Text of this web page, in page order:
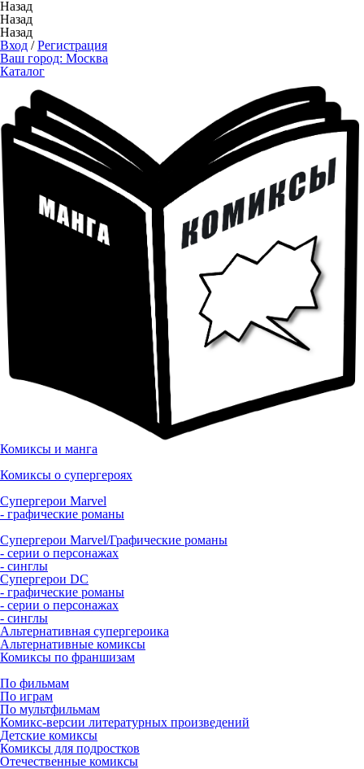
Назад
Назад
Назад
Вход /Регистрация
Ваш город: Москва
Каталог
Комиксы и манга
Комиксы о супергероях
Супергерои Marvel
- графические романы
Супергерои Marvel/Графические романы
- серии о персонажах
- синглы
Супергерои DC
- графические романы
- серии о персонажах
- синглы
Альтернативная супергероика
Альтернативные комиксы
Комиксы по франшизам
По фильмам
По играм
По мультфильмам
Комикс-версии литературных произведений
Детские комиксы
Комиксы для подростков
Отечественные комиксы